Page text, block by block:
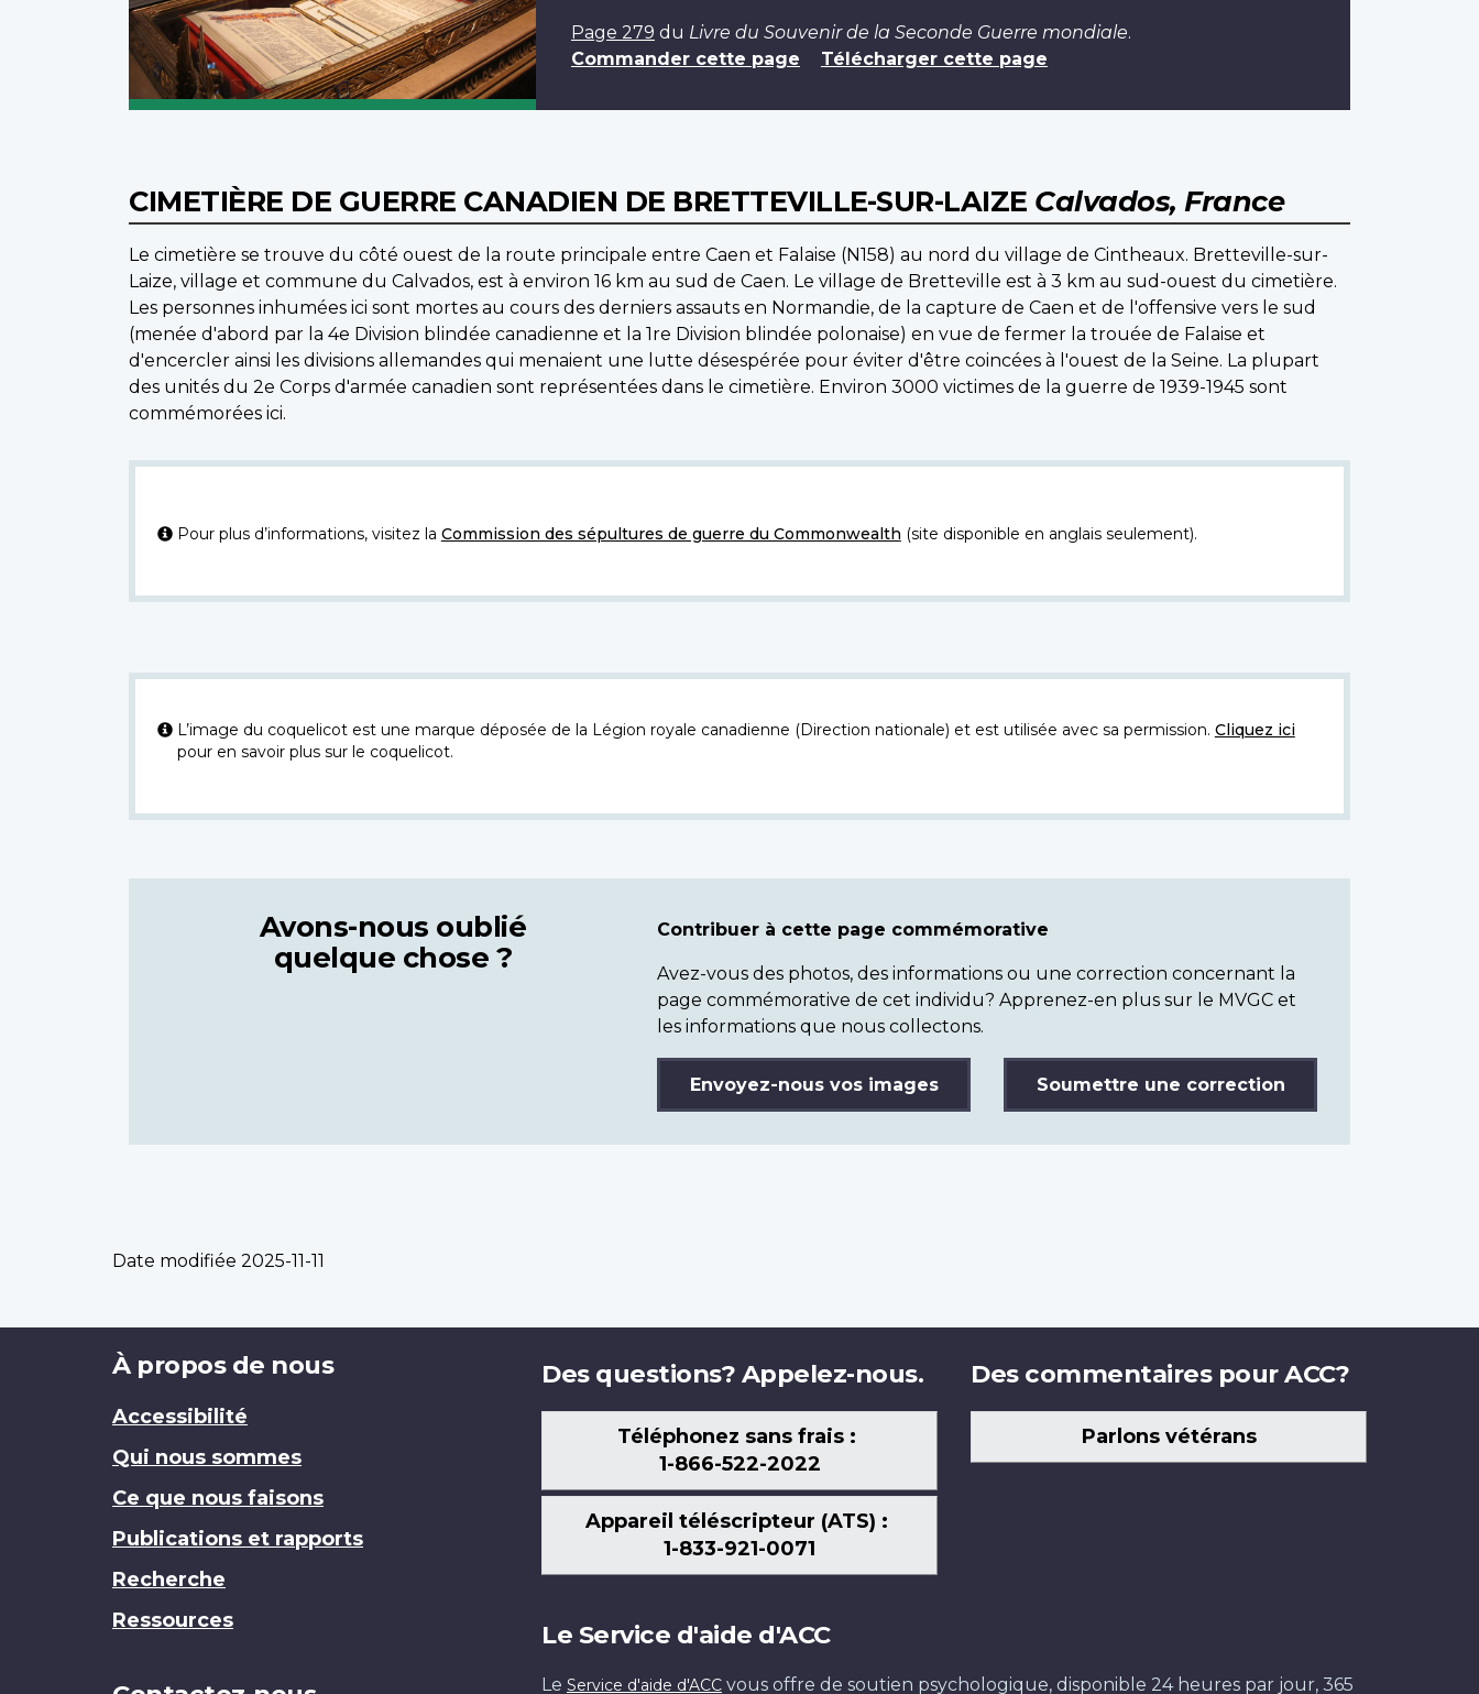
Page 279 du Livre du Souvenir de la Seconde Guerre mondiale.
Commander cette page
Télécharger cette page
CIMETIÈRE DE GUERRE CANADIEN DE BRETTEVILLE-SUR-LAIZE Calvados, France
Le cimetière se trouve du côté ouest de la route principale entre Caen et Falaise (N158) au nord du village de Cintheaux. Bretteville-sur-
Laize, village et commune du Calvados, est à environ 16 km au sud de Caen. Le village de Bretteville est à 3 km au sud-ouest du cimetière.
Les personnes inhumées ici sont mortes au cours des derniers assauts en Normandie, de la capture de Caen et de l'offensive vers le sud
(menée d'abord par la 4e Division blindée canadienne et la 1re Division blindée polonaise) en vue de fermer la trouée de Falaise et
d'encercler ainsi les divisions allemandes qui menaient une lutte désespérée pour éviter d'être coincées à l'ouest de la Seine. La plupart
des unités du 2e Corps d'armée canadien sont représentées dans le cimetière. Environ 3000 victimes de la guerre de 1939-1945 sont
commémorées ici.
Pour plus d’informations, visitez la Commission des sépultures de guerre du Commonwealth (site disponible en anglais seulement).
L’image du coquelicot est une marque déposée de la Légion royale canadienne (Direction nationale) et est utilisée avec sa permission. Cliquez ici
pour en savoir plus sur le coquelicot.
Avons-nous oublié
quelque chose ?
Contribuer à cette page commémorative
Avez-vous des photos, des informations ou une correction concernant la
page commémorative de cet individu? Apprenez-en plus sur le MVGC et
les informations que nous collectons.
Envoyez-nous vos images Soumettre une correction
Date modifiée 2025-11-11
Brand
À propos de nous
Accessibilité
Qui nous sommes
Ce que nous faisons
Publications et rapports
Recherche
Ressources
Des questions? Appelez-nous.
Téléphonez sans frais :
1-866-522-2022
Appareil téléscripteur (ATS) :
1-833-921-0071
Des commentaires pour ACC?
Parlons vétérans
Le Service d'aide d'ACC
Le Service d'aide d'ACC vous offre de soutien psychologique, disponible 24 heures par jour, 365